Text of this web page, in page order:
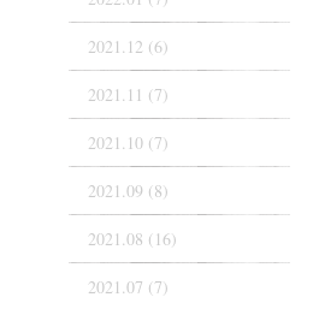
2021.12 (6)
2021.11 (7)
2021.10 (7)
2021.09 (8)
2021.08 (16)
2021.07 (7)